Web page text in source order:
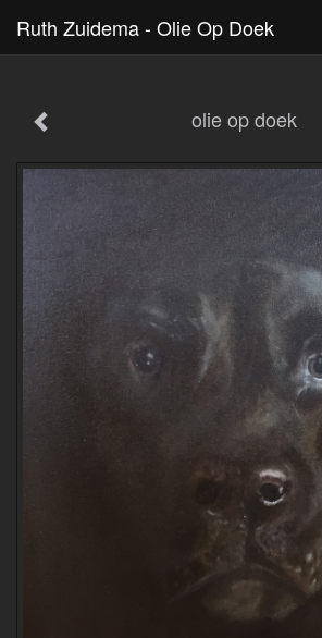
Ruth Zuidema - Olie Op Doek
olie op doek